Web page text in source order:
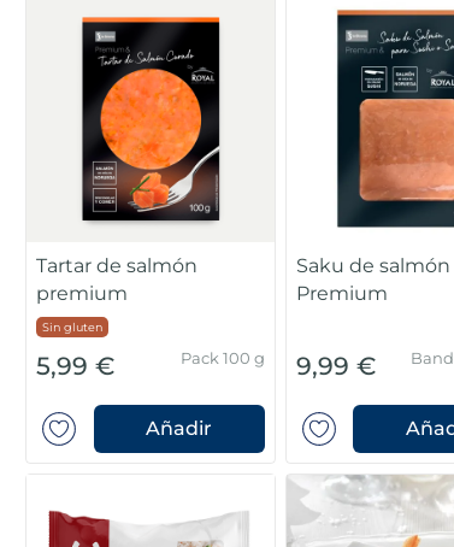
Tartar de salmón
premium
Sin gluten
5,99 € Pack 100 g
Añadir
Saku de
Premium
9,99 €